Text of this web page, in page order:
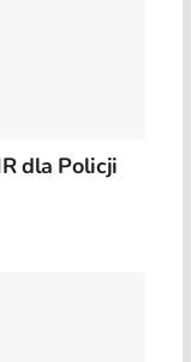
dla Policji